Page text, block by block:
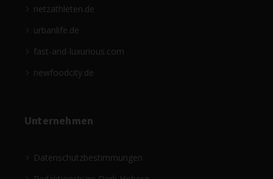
netzathleten.de
urbanlife.de
fast-and-luxurious.com
newfoodcity.de
Unternehmen
Datenschutzbestimmungen